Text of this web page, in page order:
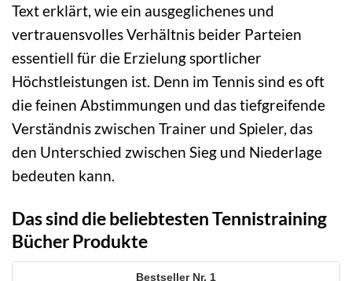
Text erklärt, wie ein ausgeglichenes und
vertrauensvolles Verhältnis beider Parteien
essentiell für die Erzielung sportlicher
Höchstleistungen ist. Denn im Tennis sind es oft
die feinen Abstimmungen und das tiefgreifende
Verständnis zwischen Trainer und Spieler, das
den Unterschied zwischen Sieg und Niederlage
bedeuten kann.
Das sind die beliebtesten Tennistraining
Bücher Produkte
1